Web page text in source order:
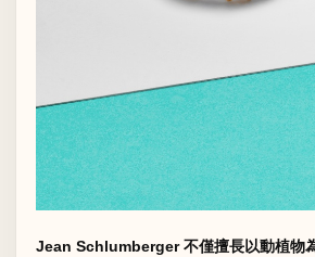
Jean Schlumberger 不僅擅長以動植物